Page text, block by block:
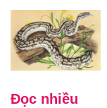
Đọc nhiều